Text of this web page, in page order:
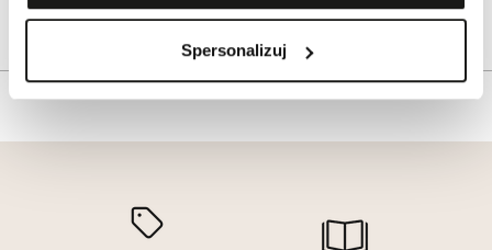
Spersonalizuj
Tagi